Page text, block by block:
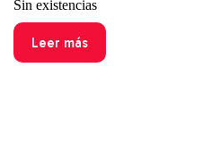
Sin existencias
Leer más